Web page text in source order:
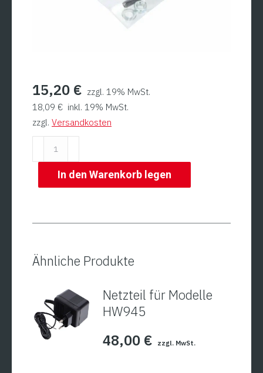
15,20 € zzgl. 19% MwSt.
18,09 € inkl. 19% MwSt.
zzgl. Versandkosten
M50016/M501020
Menge
In den Warenkorb legen
Ähnliche Produkte
Netzteil für Modelle
HW945
48,00 € zzgl. MwSt.